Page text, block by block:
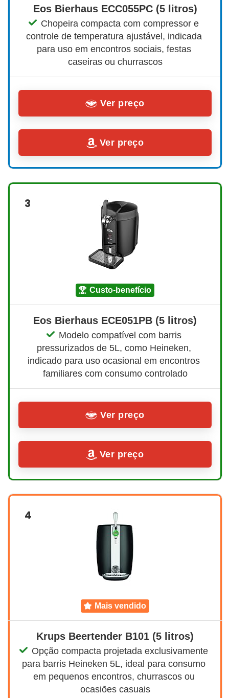
Eos Bierhaus ECC055PC (5 litros)
Chopeira compacta com compressor e
controle de temperatura ajustável, indicada
para uso em encontros sociais, festas
caseiras ou churrascos
Ver preço
Ver preço
3
custo-benefício
Eos Bierhaus ECE051PB (5 litros)
Modelo compatível com barris
pressurizados de 5L, como Heineken,
indicado para uso ocasional em encontros
familiares com consumo controlado
Ver preço
Ver preço
4
mais vendido
Krups Beertender B101 (5 litros)
Opção compacta projetada exclusivamente
para barris Heineken 5L, ideal para consumo
em pequenos encontros, churrascos ou
ocasiões casuais